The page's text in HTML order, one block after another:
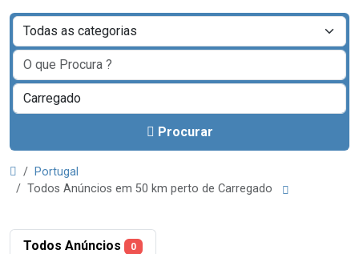
Procurar
Portugal
Todos Anúncios em 50 km perto de Carregado
Todos Anúncios 0